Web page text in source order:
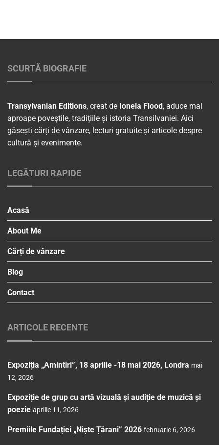
SCURTĂ BIOGRAFIE
Transylvanian Editions, creat de Ionela Flood, aduce mai
aproape poveștile, tradițiile și istoria Transilvaniei. Aici
găsești cărți de vânzare, lecturi gratuite și articole despre
cultură și evenimente.
LEGĂTURI RAPIDE
Acasă
About Me
Cărți de vânzare
Blog
Contact
ARTICOLE RECENTE
Expoziția „Amintiri”, 18 aprilie -18 mai 2026, Londra mai
12, 2026
Expoziție de grup cu artă vizuală și audiție de muzică și
poezie aprilie 11, 2026
Premiile Fundației „Niște Țărani” 2026 februarie 6, 2026